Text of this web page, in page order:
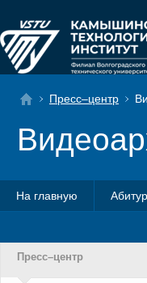
Пресс–центр
На главную
Пресс–центр